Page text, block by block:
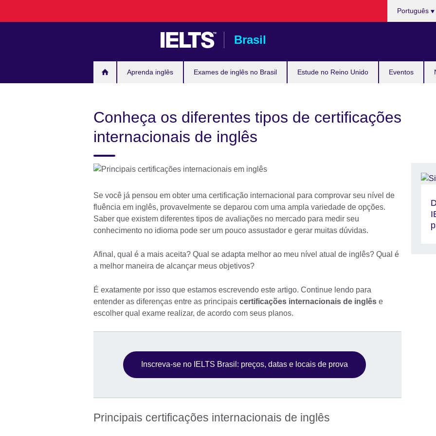
Brasil
Aprenda inglês Exames de inglês no Brasil Estude no Reino Unido Eventos
Português
Conheça os diferentes tipos de certificações
internacionais de inglês
Se você já pensou em obter uma certificação internacional para comprovar seu nível de
fluência em inglês, provavelmente se deparou com uma ampla variedade de opções.
Saber que existem diferentes tipos de avaliações no mercado para medir seu
conhecimento no idioma pode ser um pouco assustador e gerar muitas dúvidas.
Afinal, qual é a mais aceita? Qual se adapta melhor ao meu nível atual de inglês? Qual é
a melhor maneira de alcançar meus objetivos?
É exatamente por isso que estamos escrevendo este artigo. Continue lendo para
entender as diferenças entre as principais certificações internacionais de inglês e
escolher qual exame realizar, de acordo com seus planos.
Inscreva-se no IELTS Brasil: preços, datas e locais de prova
Principais certificações internacionais de inglês